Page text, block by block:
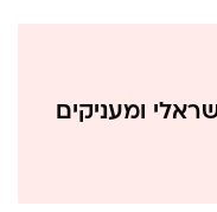
ומעניקים